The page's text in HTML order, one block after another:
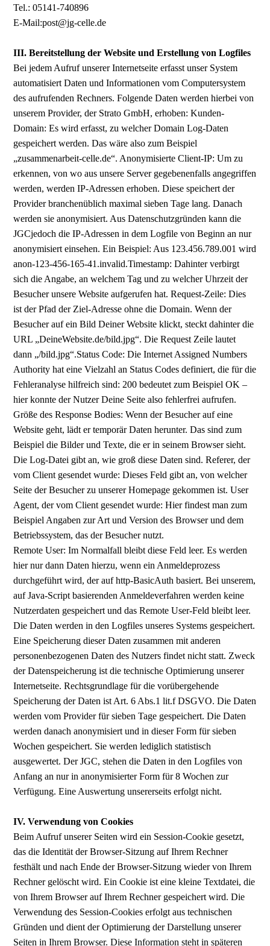
Tel.: 05141-740896
E-Mail:post@jg-celle.de
III. Bereitstellung der Website und Erstellung von Logfiles
Bei jedem Aufruf unserer Internetseite erfasst unser System
automatisiert Daten und Informationen vom Computersystem
des aufrufenden Rechners. Folgende Daten werden hierbei von
unserem Provider, der Strato GmbH, erhoben: Kunden-
Domain: Es wird erfasst, zu welcher Domain Log-Daten
gespeichert werden. Das wäre also zum Beispiel
„zusammenarbeit-celle.de“. Anonymisierte Client-IP: Um zu
erkennen, von wo aus unsere Server gegebenenfalls angegriffen
werden, werden IP-Adressen erhoben. Diese speichert der
Provider branchenüblich maximal sieben Tage lang. Danach
werden sie anonymisiert. Aus Datenschutzgründen kann die
JGCjedoch die IP-Adressen in dem Logfile von Beginn an nur
anonymisiert einsehen. Ein Beispiel: Aus 123.456.789.001 wird
anon-123-456-165-41.invalid.Timestamp: Dahinter verbirgt
sich die Angabe, an welchem Tag und zu welcher Uhrzeit der
Besucher unsere Website aufgerufen hat. Request-Zeile: Dies
ist der Pfad der Ziel-Adresse ohne die Domain. Wenn der
Besucher auf ein Bild Deiner Website klickt, steckt dahinter die
URL „DeineWebsite.de/bild.jpg“. Die Request Zeile lautet
dann „/bild.jpg“.Status Code: Die Internet Assigned Numbers
Authority hat eine Vielzahl an Status Codes definiert, die für die
Fehleranalyse hilfreich sind: 200 bedeutet zum Beispiel OK –
hier konnte der Nutzer Deine Seite also fehlerfrei aufrufen.
Größe des Response Bodies: Wenn der Besucher auf eine
Website geht, lädt er temporär Daten herunter. Das sind zum
Beispiel die Bilder und Texte, die er in seinem Browser sieht.
Die Log-Datei gibt an, wie groß diese Daten sind. Referer, der
vom Client gesendet wurde: Dieses Feld gibt an, von welcher
Seite der Besucher zu unserer Homepage gekommen ist. User
Agent, der vom Client gesendet wurde: Hier findest man zum
Beispiel Angaben zur Art und Version des Browser und dem
Betriebssystem, das der Besucher nutzt.
Remote User: Im Normalfall bleibt diese Feld leer. Es werden
hier nur dann Daten hierzu, wenn ein Anmeldeprozess
durchgeführt wird, der auf http-BasicAuth basiert. Bei unserem,
auf Java-Script basierenden Anmeldeverfahren werden keine
Nutzerdaten gespeichert und das Remote User-Feld bleibt leer.
Die Daten werden in den Logfiles unseres Systems gespeichert.
Eine Speicherung dieser Daten zusammen mit anderen
personenbezogenen Daten des Nutzers findet nicht statt. Zweck
der Datenspeicherung ist die technische Optimierung unserer
Internetseite. Rechtsgrundlage für die vorübergehende
Speicherung der Daten ist Art. 6 Abs.1 lit.f DSGVO. Die Daten
werden vom Provider für sieben Tage gespeichert. Die Daten
werden danach anonymisiert und in dieser Form für sieben
Wochen gespeichert. Sie werden lediglich statistisch
ausgewertet. Der JGC, stehen die Daten in den Logfiles von
Anfang an nur in anonymisierter Form für 8 Wochen zur
Verfügung. Eine Auswertung unsererseits erfolgt nicht.
IV. Verwendung von Cookies
Beim Aufruf unserer Seiten wird ein Session-Cookie gesetzt,
das die Identität der Browser-Sitzung auf Ihrem Rechner
festhält und nach Ende der Browser-Sitzung wieder von Ihrem
Rechner gelöscht wird. Ein Cookie ist eine kleine Textdatei, die
von Ihrem Browser auf Ihrem Rechner gespeichert wird. Die
Verwendung des Session-Cookies erfolgt aus technischen
Gründen und dient der Optimierung der Darstellung unserer
Seiten in Ihrem Browser. Diese Information steht in späteren